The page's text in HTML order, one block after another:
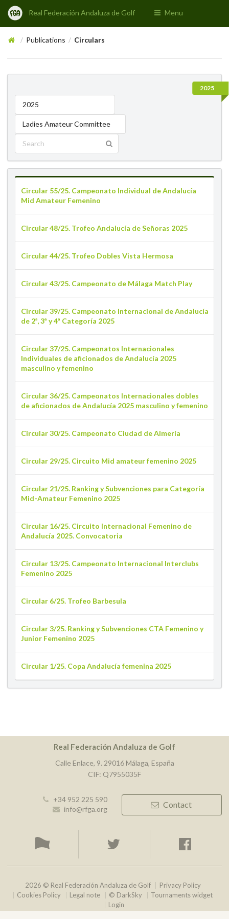
Real Federación Andaluza de Golf Menu
/ Publications / Circulars
2025
2025
Ladies Amateur Committee
Circular 55/25. Campeonato Individual de Andalucía
Mid Amateur Femenino
Circular 48/25. Trofeo Andalucía de Señoras 2025
Circular 44/25. Trofeo Dobles Vista Hermosa
Circular 43/25. Campeonato de Málaga Match Play
Circular 39/25. Campeonato Internacional de Andalucía
de 2ª, 3ª y 4ª Categoría 2025
Circular 37/25. Campeonatos Internacionales
Individuales de aficionados de Andalucía 2025
masculino y femenino
Circular 36/25. Campeonatos Internacionales dobles
de aficionados de Andalucía 2025 masculino y femenino
Circular 30/25. Campeonato Ciudad de Almería
Circular 29/25. Circuito Mid amateur femenino 2025
Circular 21/25. Ranking y Subvenciones para Categoría
Mid-Amateur Femenino 2025
Circular 16/25. Circuito Internacional Femenino de
Andalucía 2025. Convocatoria
Circular 13/25. Campeonato Internacional Interclubs
Femenino 2025
Circular 6/25. Trofeo Barbesula
Circular 3/25. Ranking y Subvenciones CTA Femenino y
Junior Femenino 2025
Circular 1/25. Copa Andalucía femenina 2025
Real Federación Andaluza de Golf
Calle Enlace, 9. 29016 Málaga, España
CIF: Q7955035F
+34 952 225 590
info@rfga.org
Contact
2026 © Real Federación Andaluza de Golf
Privacy Policy
Cookies Policy
Legal note © DarkSky
Tournaments widget
Login